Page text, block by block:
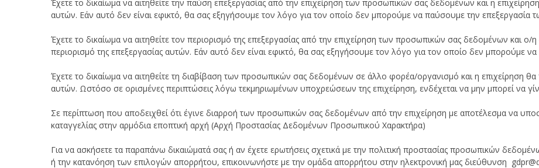
Έχετε το δικαίωμα να αιτηθείτε την παύση επεξεργασίας από την επιχείρηση των προσωπικών σας δεδομένων και η
αυτών. Εάν αυτό δεν είναι εφικτό, θα σας εξηγήσουμε τον λόγο για τον οποίο δεν μπορούμε να παύσουμε την επεξεργασία
Έχετε το δικαίωμα να αιτηθείτε τον περιορισμό της επεξεργασίας από την επιχείρηση των προσωπικών σας δεδομένων και
περιορισμό της επεξεργασίας αυτών. Εάν αυτό δεν είναι εφικτό, θα σας εξηγήσουμε τον λόγο για τον οποίο δεν μπορούμε
Έχετε το δικαίωμα να αιτηθείτε τη διαβίβαση των προσωπικών σας δεδομένων σε άλλο φορέα/οργανισμό και η επιχείρηση
αυτών. Ωστόσο σε ορισμένες περιπτώσεις λόγω τεκμηριωμένων υποχρεώσεων της επιχείρηση, ενδέχεται να μην μπορεί να
Σε περίπτωση που αποδειχθεί ότι έγινε διαρροή των προσωπικών σας δεδομένων από την επιχείρηση με αποτέλεσμα να
καταγγελίας στην αρμόδια εποπτική αρχή (Αρχή Προστασίας Δεδομένων Προσωπικού Χαρακτήρα)
Για να ασκήσετε τα παραπάνω δικαιώματά σας ή αν έχετε ερωτήσεις σχετικά με την πολιτική προστασίας προσωπικών
ή την κατανόηση των επιλογών απορρήτου, επικοινωνήστε με την ομάδα απορρήτου στην ηλεκτρονική μας διεύθυνση